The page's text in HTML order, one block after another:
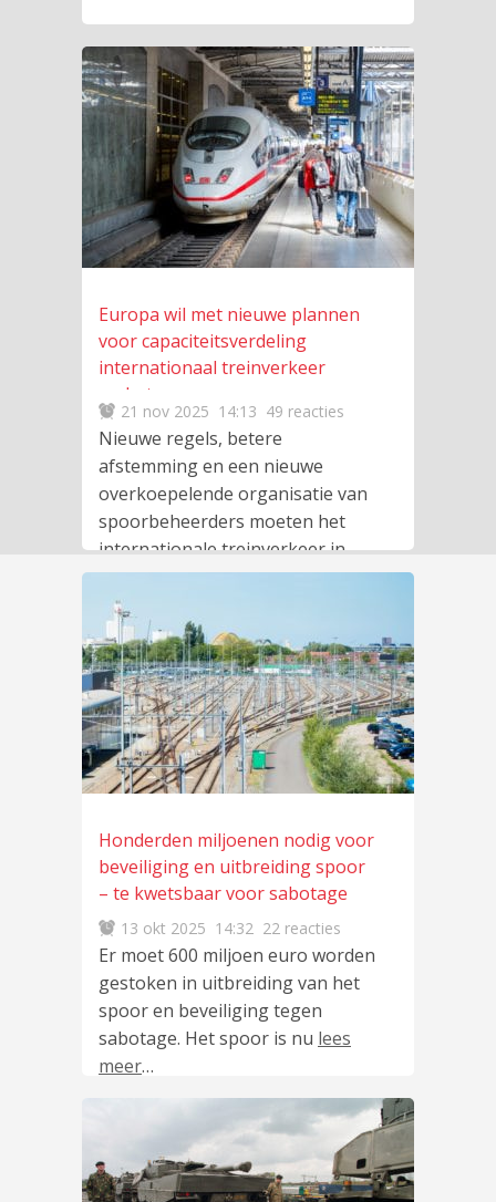
Europa wil met nieuwe plannen
voor capaciteitsverdeling
internationaal treinverkeer
verbeteren
21 nov 2025 14:13 49 reacties
Nieuwe regels, betere
afstemming en een nieuwe
overkoepelende organisatie van
spoorbeheerders moeten het
internationale treinverkeer in
Europa verder vooruit brengen.
lees meer
Honderden miljoenen nodig voor
beveiliging en uitbreiding spoor
– te kwetsbaar voor sabotage
13 okt 2025 14:32 22 reacties
Er moet 600 miljoen euro worden
gestoken in uitbreiding van het
spoor en beveiliging tegen
sabotage. Het spoor is nu lees
meer…